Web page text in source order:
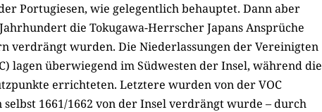
Portugiesen, wie gelegentlich behauptet. Dann aber
die Tokugawa-Herrscher Japans Ansprüche
verdrängt wurden. Die Niederlassungen der Vereinigten
lagen überwiegend im Südwesten der Insel, während die
errichteten. Letztere wurden von der VOC
selbst 1661/1662 von der Insel verdrängt wurde – durch